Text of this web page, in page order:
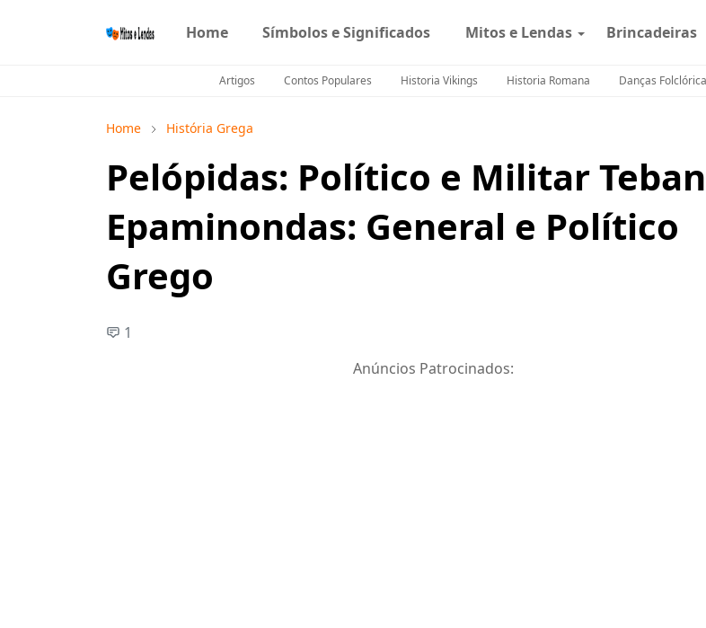
Home Símbolos e Significados Mitos e Lendas Brincadeiras
Artigos Contos Populares Historia Vikings Historia Romana Danças
Home História Grega
Pelópidas: Político e Militar
Epaminondas: General e Político
Grego
1
Anúncios Patrocinados: